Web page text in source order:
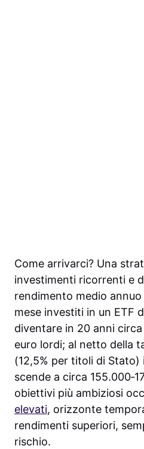
Come arrivarci? Una
investimenti ricorrenti e
rendimento medio annuo
mese investiti in un ETF
diventare in 20 anni
euro lordi; al netto della
(12,5% per titoli di
scende a circa
obiettivi più ambiziosi
elevati, orizzonte
rendimenti superiori,
rischio.